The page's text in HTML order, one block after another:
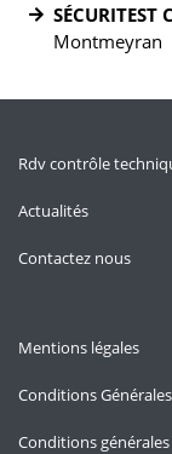
SÉCURITEST
Montmeyran
Rdv contrôle
Actualités
Contactez nous
Mentions légales
Conditions
Conditions